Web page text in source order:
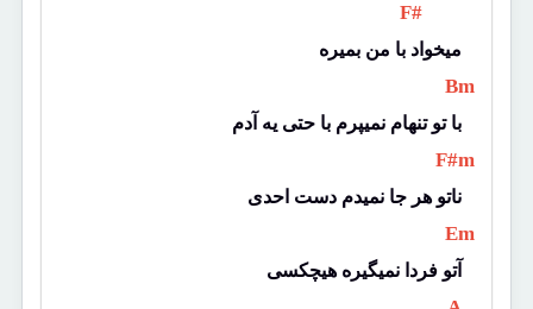
F#
میخواد با من بمیره
Bm
با تو تنهام نمیپرم با حتی یه آدم
F#m
ناتو هر جا نمیدم دست احدی
Em
آتو فردا نمیگیره هیچکسی